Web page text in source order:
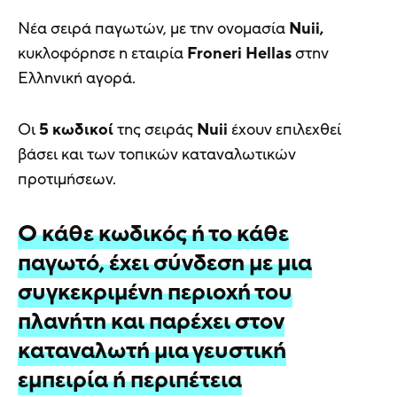
Νέα σειρά παγωτών, με την ονομασία Nuii,
κυκλοφόρησε η εταιρία Froneri Hellasστην
Ελληνική αγορά.
Οι 5 κωδικοίτης σειράς Nuii έχουν επιλεχθεί
βάσει και των τοπικών καταναλωτικών
προτιμήσεων.
Ο κάθε κωδικός ή το κάθε
παγωτό, έχει σύνδεση με μια
συγκεκριμένη περιοχή του
πλανήτη και παρέχει στον
καταναλωτή μια γευστική
εμπειρία ή περιπέτεια